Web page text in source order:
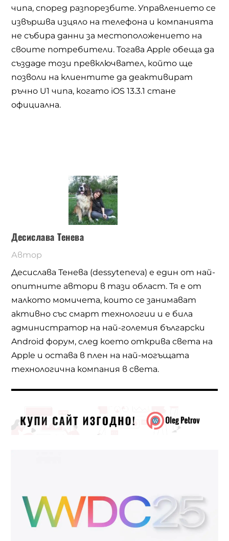
чипа, според разпорезбите. Управлението се
извършва изцяло на телефона и компанията
не събира данни за местоположението на
своите потребители. Тогава Apple обеща да
създаде този превключвател, който ще
позволи на клиентите да деактивират
ръчно U1 чипа, когато iOS 13.3.1 стане
официална.
Десислава Тенева
Автор
Десислава Тенева (dessyteneva) е един от най-
опитните автори в тази област. Тя е от
малкото момичета, които се занимават
активно със смарт технологии и е била
администратор на най-големия български
Android форум, след което открива света на
Apple и остава в плен на най-могъщата
технологична компания в света.